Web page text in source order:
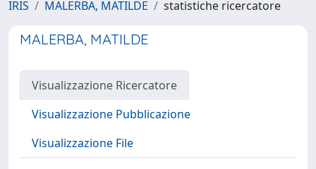
IRIS MALERBA, MATILDE statistiche ricercatore
MALERBA, MATILDE
Visualizzazione Ricercatore
Visualizzazione Pubblicazione
Visualizzazione File